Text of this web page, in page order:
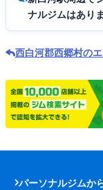
ナルジムはあり
西白河郡西郷村の
パーソナルジムか